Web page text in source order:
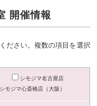
開催情報
ださい。複数の項目を選択
シモジマ名古屋店
シモジマ心斎橋店（大阪）